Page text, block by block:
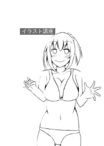
イラスト講座